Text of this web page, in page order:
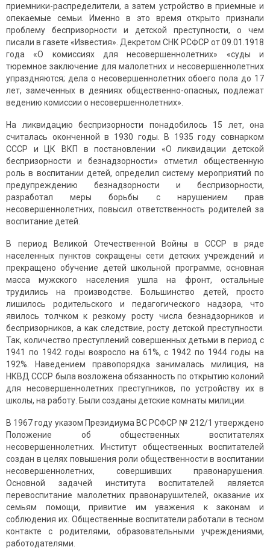
приемники-распределители, а затем устройство в приемные и
опекаемые семьи. Именно в это время открыто признали
проблему беспризорности и детской преступности, о чем
писали в газете «Известия». Декретом СНК РСФСР от 09.01.1918
года «О комиссиях для несовершеннолетних» «суды и
тюремное заключение для малолетних и несовершеннолетних
упраздняются; дела о несовершеннолетних обоего пола до 17
лет, замеченных в деяниях общественно-опасных, подлежат
ведению комиссии о несовершеннолетних».
На ликвидацию беспризорности понадобилось 15 лет, она
считалась оконченной в 1930 годы. В 1935 году совнарком
СССР и ЦК ВКП в постановлении «О ликвидации детской
беспризорности и безнадзорности» отметил общественную
роль в воспитании детей, определил систему мероприятий по
предупреждению безнадзорности и беспризорности,
разработал меры борьбы с нарушением прав
несовершеннолетних, повысил ответственность родителей за
воспитание детей.
В период Великой Отечественной Войны в СССР в ряде
населенных пунктов сокращены сети детских учреждений и
прекращено обучение детей школьной программе, основная
масса мужского населения ушла на фронт, остальные
трудились на производстве. Большинство детей, просто
лишилось родительского и педагогического надзора, что
явилось толчком к резкому росту числа безнадзорников и
беспризорников, а как следствие, росту детской преступности.
Так, количество преступлений совершенных детьми в период с
1941 по 1942 годы возросло на 61%, с 1942 по 1944 годы на
192%. Наведением правопорядка занималась милиция, на
НКВД СССР была возложена обязанность по открытию колоний
для несовершеннолетних преступников, по устройству их в
школы, на работу. Были созданы детские комнаты милиции.
В 1967 году указом Президиума ВС РСФСР № 212/1 утверждено
Положение об общественных воспитателях
несовершеннолетних. Институт общественных воспитателей
создан в целях повышения роли общественности в воспитании
несовершеннолетних, совершивших правонарушения.
Основной задачей института воспитателей является
перевоспитание малолетних правонарушителей, оказание их
семьям помощи, привитие им уважения к законам и
соблюдения их. Общественные воспитатели работали в тесном
контакте с родителями, образовательными учреждениями,
работодателями.